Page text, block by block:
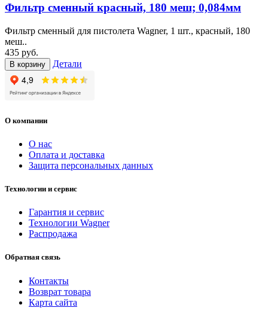
Фильтр сменный красный, 180 меш; 0,084мм
Фильтр сменный для пистолета Wagner, 1 шт., красный, 180
меш..
435 руб.
В корзину Детали
О компании
О нас
Оплата и доставка
Защита персональных данных
Технологии и сервис
Гарантия и сервис
Технологии Wagner
Распродажа
Обратная связь
Контакты
Возврат товара
Карта сайта